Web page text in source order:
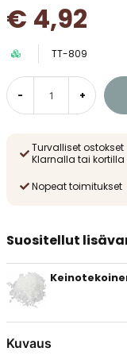
€ 4,92
TT-809
- +
Turvalliset ostokset
Klarnalla tai kortilla
Nopeat toimitukset
Suositellut
Kuvaus